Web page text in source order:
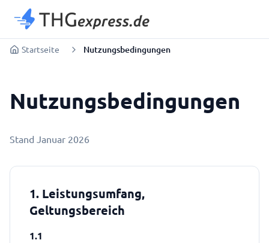
Startseite Nutzungsbedingungen
Nutzungs­bedingungen
Stand Januar 2026
1. Leistungsumfang,
Geltungsbereich
1.1